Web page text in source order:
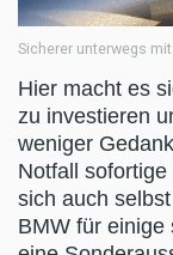
Sicherer unterwegs
Hier macht es
zu investieren
weniger
Notfall
sich auch
BMW für einige